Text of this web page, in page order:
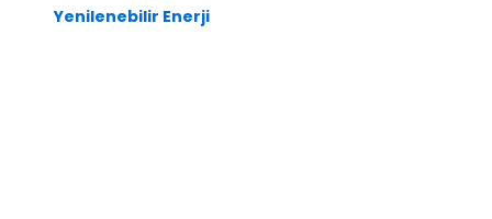
Yenilenebilir Enerji